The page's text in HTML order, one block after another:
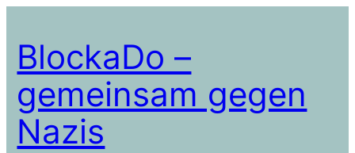
springen
BlockaDo –
gemeinsam gegen
Nazis